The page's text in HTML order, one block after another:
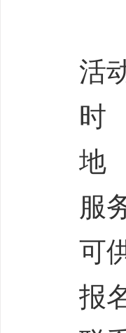
活
时
地
服
可
报